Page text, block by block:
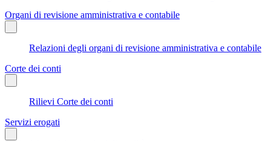
Organi di revisione amministrativa e contabile
Relazioni degli organi di revisione amministrativa e contabile
Corte dei conti
Rilievi Corte dei conti
Servizi erogati